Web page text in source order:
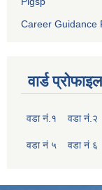
Career Guidance
वार्ड प्रोफाइल
वडा नं.१ वडा नं.२
वडा नं ५ वडा नं ६